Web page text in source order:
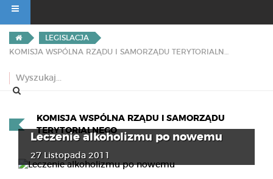
LEGISLACJA
KOMISJA WSPÓLNA RZĄDU I SAMORZĄDU
TERYTORIALNEGO
Leczenie alkoholizmu po nowemu
27 Listopada 2011